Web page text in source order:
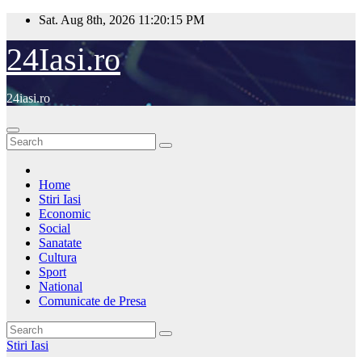
Skip
content
Sat. Aug 8th, 2026 11:20:16 PM
24Iasi.ro
24iasi.ro
Home
Stiri Iasi
Economic
Social
Sanatate
Cultura
Sport
National
Comunicate de Presa
Stiri Iasi